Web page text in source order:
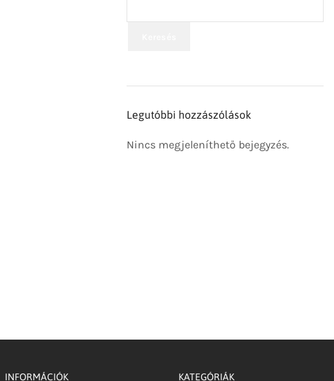
Legutóbbi hozzászólások
Nincs megjeleníthető bejegyzés.
INFORMÁCIÓK KATEGÓRIÁK